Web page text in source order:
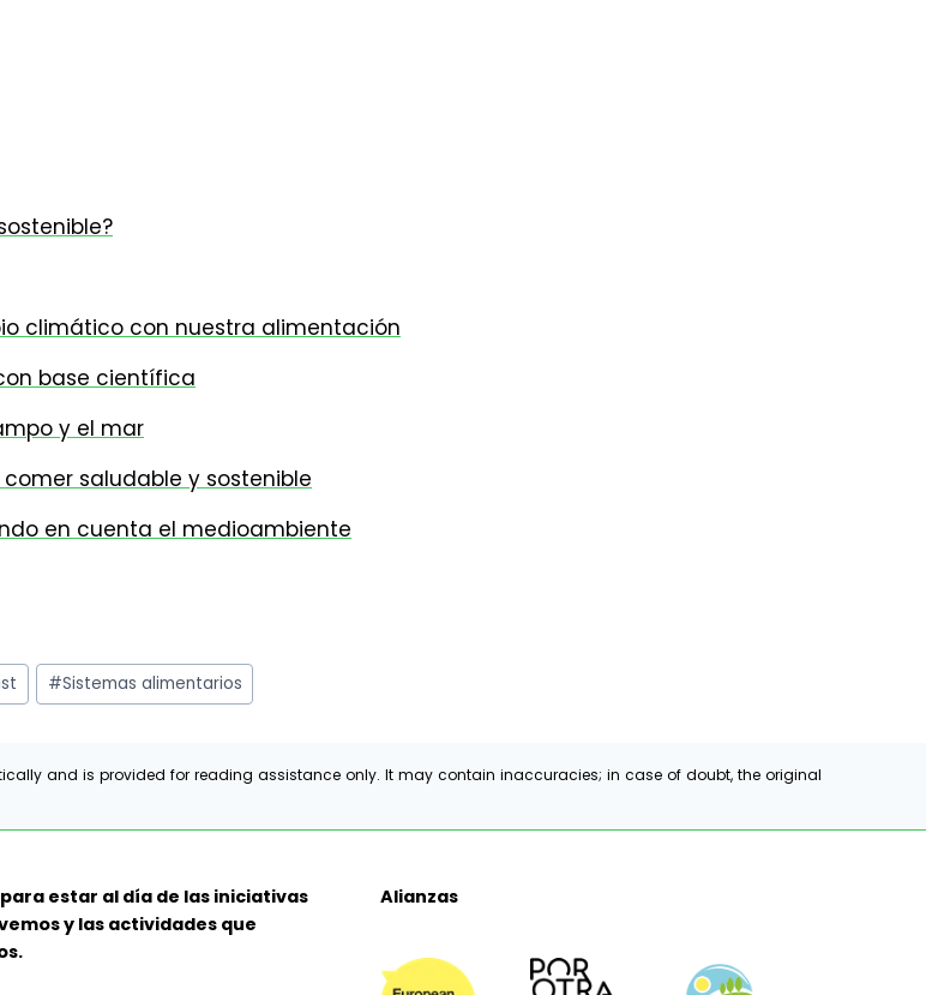
climático con nuestra alimentación
base científica
y el mar
saludable y sostenible
en cuenta el medioambiente
#Sistemas alimentarios
and is provided for reading assistance only. It may contain inaccuracies; in case of doubt, the original
estar al día de las iniciativas
y las actividades que
Alianzas